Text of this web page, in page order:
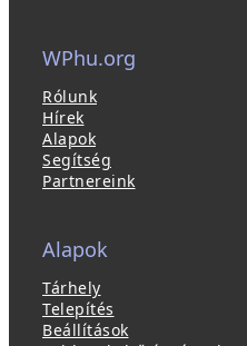
WPhu.org
Rólunk
Hírek
Alapok
Segítség
Partnereink
Alapok
Tárhely
Telepítés
Beállítások